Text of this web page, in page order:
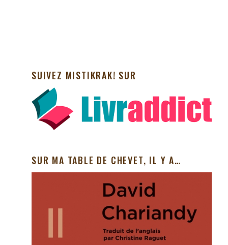
SUIVEZ MISTIKRAK! SUR
SUR MA TABLE DE CHEVET, IL Y A…